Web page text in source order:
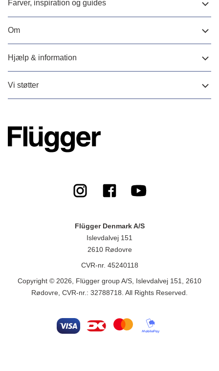
Farver, inspiration og guides
Om
Hjælp & information
Vi støtter
Flügger Denmark A/S
Islevdalvej 151
2610 Rødovre
CVR-nr. 45240118
Copyright © 2026, Flügger group A/S, Islevdalvej 151, 2610
Rødovre, CVR-nr.: 32788718. All Rights Reserved.